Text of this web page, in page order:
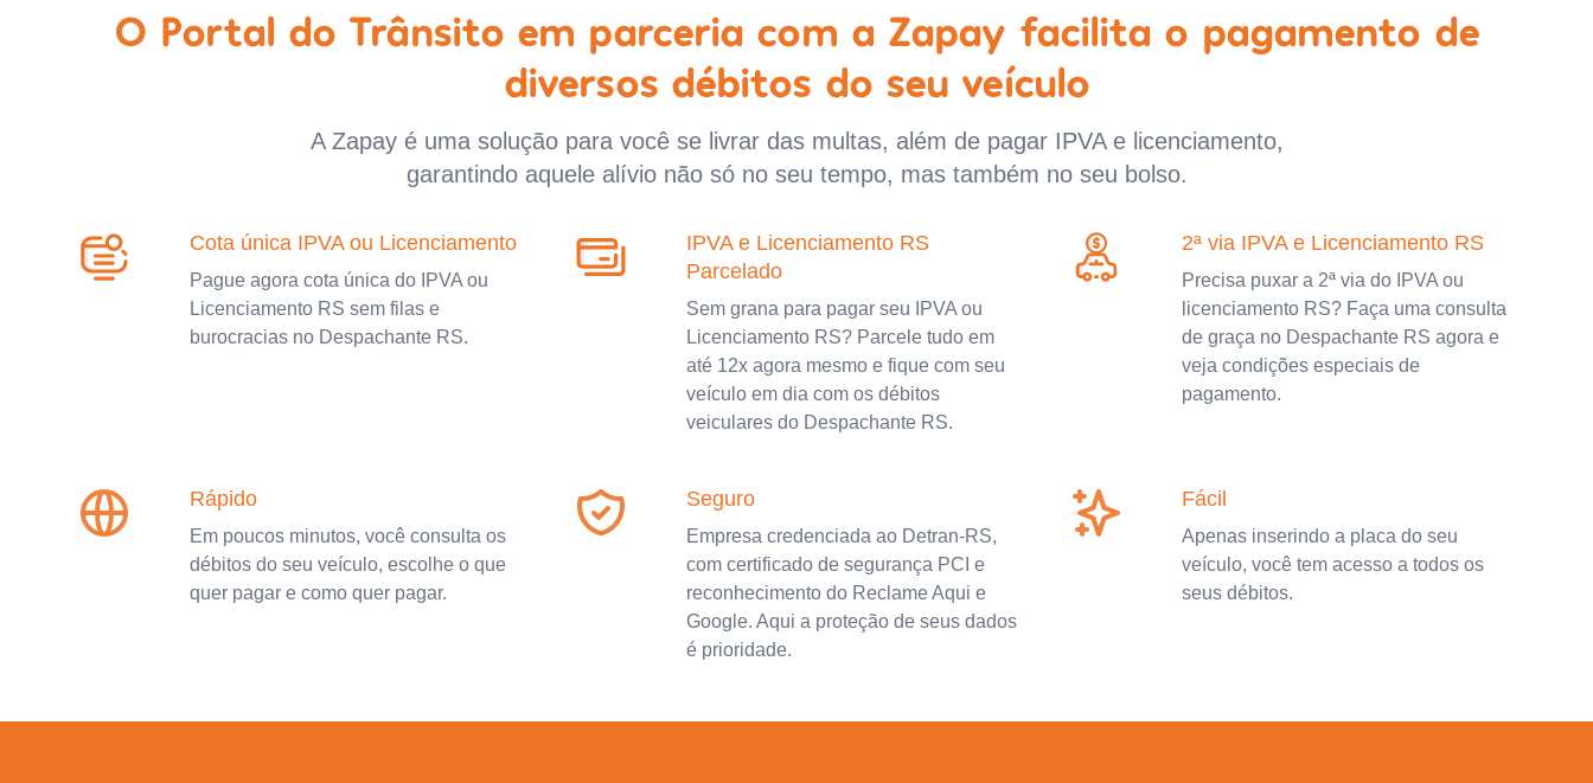
O Portal do Trânsito em parceria com a Zapay facilita o pagamento de
diversos débitos do seu veículo
A Zapay é uma solução para você se livrar das multas, além de pagar IPVA e licenciamento,
garantindo aquele alívio não só no seu tempo, mas também no seu bolso.
Cota única IPVA ou Licenciamento
Pague agora cota única do IPVA ou
Licenciamento RS sem filas e
burocracias no Despachante RS.
IPVA e Licenciamento RS
Parcelado
Sem grana para pagar seu IPVA ou
Licenciamento RS? Parcele tudo em
até 12x agora mesmo e fique com seu
veículo em dia com os débitos
veiculares do Despachante RS.
2ª via IPVA e Licenciamento RS
Precisa puxar a 2ª via do IPVA ou
licenciamento RS? Faça uma consulta
de graça no Despachante RS agora e
veja condições especiais de
pagamento.
Rápido
Em poucos minutos, você consulta os
débitos do seu veículo, escolhe o que
quer pagar e como quer pagar.
Seguro
Empresa credenciada ao Detran-RS,
com certificado de segurança PCI e
reconhecimento do Reclame Aqui e
Google. Aqui a proteção de seus dados
é prioridade.
Fácil
Apenas inserindo a placa do seu
veículo, você tem acesso a todos os
seus débitos.